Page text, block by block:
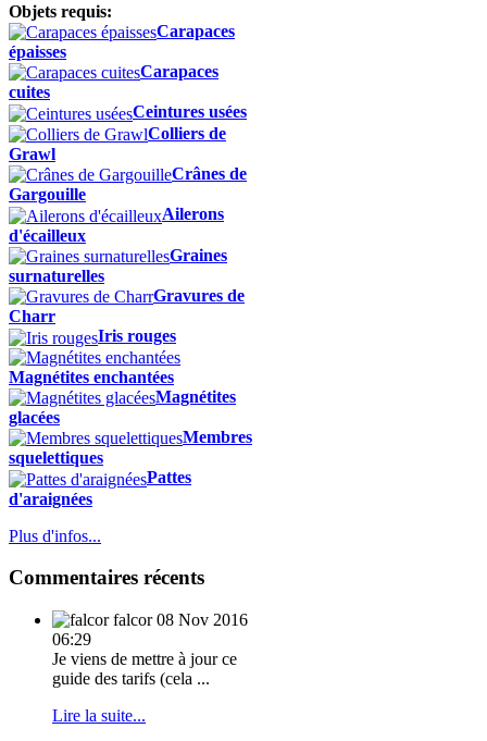
Objets requis:
Carapaces
épaisses
Carapaces
cuites
Ceintures usées
Colliers de
Grawl
Crânes de
Gargouille
Ailerons
d'écailleux
Graines
surnaturelles
Gravures de
Charr
Iris rouges
Magnétites enchantées
Magnétites
glacées
Membres
squelettiques
Pattes
d'araignées
Plus d'infos...
Commentaires récents
falcor 08 Nov 2016
06:29
Je viens de mettre à jour ce
guide des tarifs (cela ...
Lire la suite...